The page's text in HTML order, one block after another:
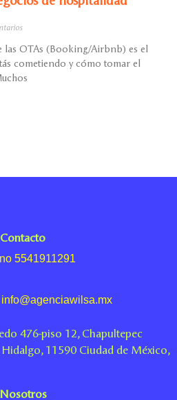
las OTAs (Booking/Airbnb) es el
cometiendo y cómo tomar el
Contacto
5541911291
476-piso 12, Chapultepec
11590 Ciudad de México,
Nosotros